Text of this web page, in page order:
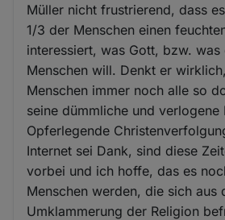
Müller nicht frustrierend, dass
1/3 der Menschen einen
interessiert, was Gott, bzw. was
Menschen will. Denkt er
Menschen immer noch alle so
seine dümmliche und verlogene
Opferlegende
Internet sei Dank, sind diese
vorbei und ich hoffe, das es
Menschen werden, die sich aus
Umklammerung der Religion